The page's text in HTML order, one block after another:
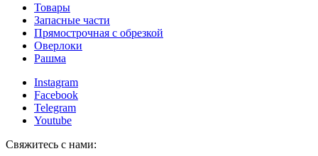
Товары
Запасные части
Прямострочная с обрезкой
Оверлоки
Рашма
Instagram
Facebook
Telegram
Youtube
Свяжитесь с нами: